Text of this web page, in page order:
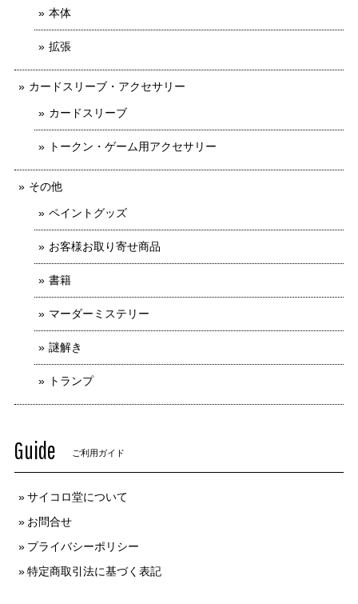
本体
拡張
カードスリーブ・アクセサリー
カードスリーブ
トークン・ゲーム用アクセサリー
その他
ペイントグッズ
お客様お取り寄せ商品
書籍
マーダーミステリー
謎解き
トランプ
Guide ご利用ガイド
サイコロ堂について
お問合せ
プライバシーポリシー
特定商取引法に基づく表記